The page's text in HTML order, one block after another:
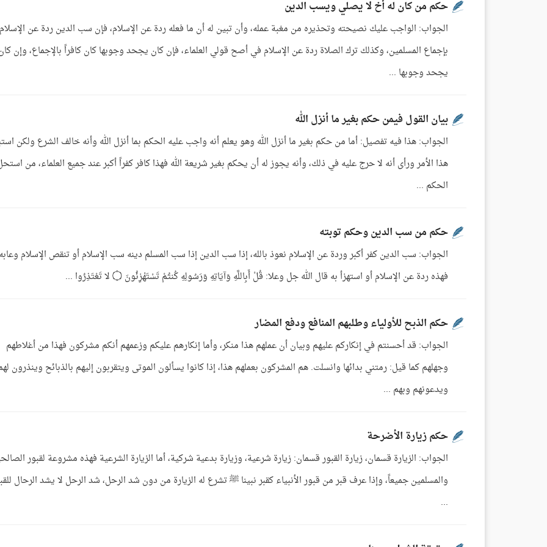
حكم من كان له أخ لا يصلي ويسب الدين
الجواب: الواجب عليك نصيحته وتحذيره من مغبة عمله، وأن تبين له أن ما فعله ردة عن الإسلام، فإن سب الدين ردة عن الإسلام
بإجماع المسلمين، وكذلك ترك الصلاة ردة عن الإسلام في أصح قولي العلماء، فإن كان يجحد وجوبها كان كافراً بالإجماع، وإن
يجحد وجوبها ...
بيان القول فيمن حكم بغير ما أنزل الله
الجواب: هذا فيه تفصيل: أما من حكم بغير ما أنزل الله وهو يعلم أنه واجب عليه الحكم بما أنزل الله وأنه خالف الشرع ولكن
هذا الأمر ورأى أنه لا حرج عليه في ذلك، وأنه يجوز له أن يحكم بغير شريعة الله فهذا كافر كفراً أكبر عند جميع العلماء، من
الحكم ...
حكم من سب الدين وحكم توبته
الجواب: سب الدين كفر أكبر وردة عن الإسلام نعوذ بالله، إذا سب الدين إذا سب المسلم دينه سب الإسلام أو تنقص الإسلام وعابه
فهذه ردة عن الإسلام أو استهزأ به قال الله جل وعلا: قُلْ أَبِاللَّهِ وَآيَاتِهِ وَرَسُولِهِ كُنتُمْ تَسْتَهْزِئُونَ ۝ لا تَعْتَذِرُوا ...
حكم الذبح للأولياء وطلبهم المنافع ودفع المضار
الجواب: قد أحسنتم في إنكاركم عليهم وبيان أن عملهم هذا منكر، وأما إنكارهم عليكم وزعمهم أنكم مشركون فهذا من أغلاطهم
وجهلهم كما قيل: رمتني بدائها وانسلت. هم المشركون بعملهم هذا، إذا كانوا يسألون الموتى ويتقربون إليهم بالذبائح وينذرون
ويدعونهم وبهم ...
حكم زيارة الأضرحة
الجواب: الزيارة قسمان، زيارة القبور قسمان: زيارة شرعية، وزيارة بدعية شركية، أما الزيارة الشرعية فهذه مشروعة لقبور
والمسلمين جميعاً، وإذا عرف قبر من قبور الأنبياء كقبر نبينا ﷺ تشرع له الزيارة من دون شد الرحل، شد الرحل لا يشد الرحال
...